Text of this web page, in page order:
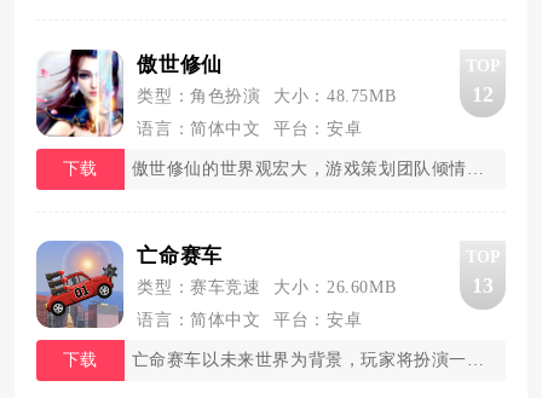
傲世修仙
类型：角色扮演
大小：48.75MB
语言：简体中文
平台：安卓
TOP
12
下载 傲世修仙的世界观宏大，游戏策划团队倾情打造的
亡命赛车
类型：赛车竞速
大小：26.60MB
语言：简体中文
平台：安卓
TOP
13
下载 亡命赛车以未来世界为背景，玩家将扮演一位赛车